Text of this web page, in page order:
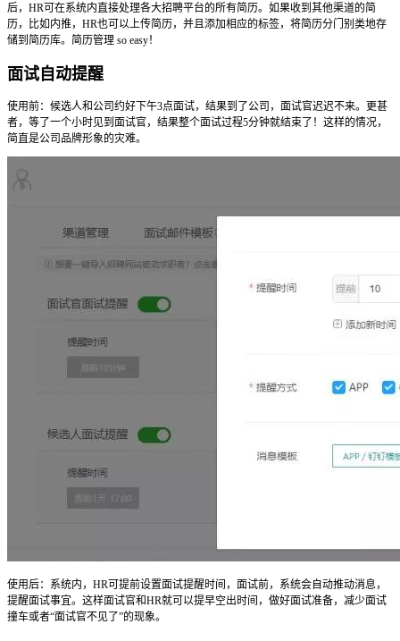
后，HR可在系统内直接处理各大招聘平台的所有简历。如果收到其他渠道的简
历，比如内推，HR也可以上传简历，并且添加相应的标签，将简历分门别类地存
储到简历库。简历管理 so easy！
面试自动提醒
使用前：候选人和公司约好下午3点面试，结果到了公司，面试官迟迟不来。更甚
者，等了一个小时见到面试官，结果整个面试过程5分钟就结束了！这样的情况，
简直是公司品牌形象的灾难。
使用后：系统内，HR可提前设置面试提醒时间，面试前，系统会自动推动消息，
提醒面试事宜。这样面试官和HR就可以提早空出时间，做好面试准备，减少面试
撞车或者“面试官不见了”的现象。